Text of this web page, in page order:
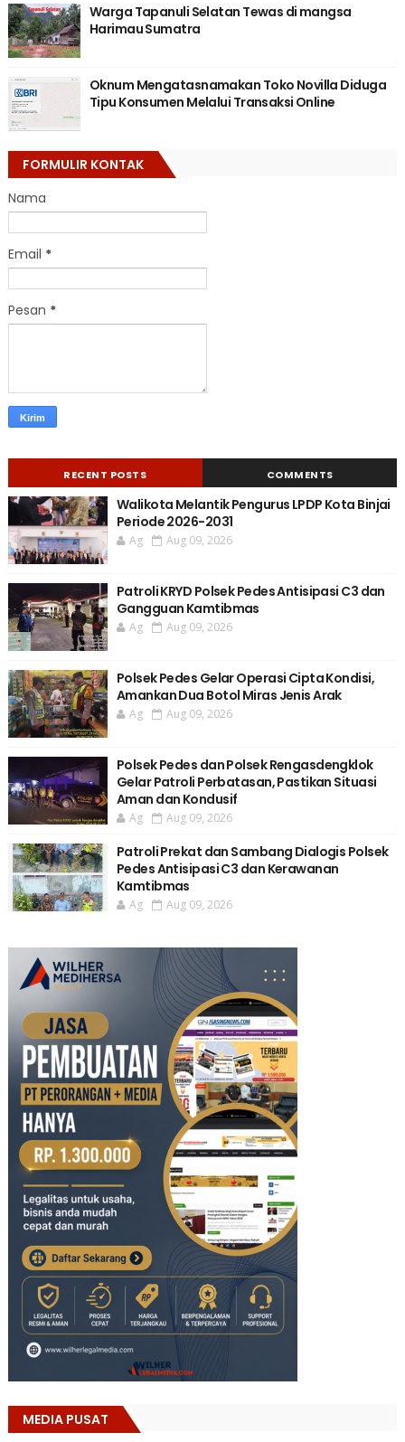
Warga Tapanuli Selatan Tewas di mangsa
Harimau Sumatra
Oknum Mengatasnamakan Toko Novilla Diduga
Tipu Konsumen Melalui Transaksi Online
FORMULIR KONTAK
Nama
Email *
Pesan *
RECENT POSTS COMMENTS
Walikota Melantik Pengurus LPDP Kota Binjai
Periode 2026-2031
Ag Aug 09, 2026
Patroli KRYD Polsek Pedes Antisipasi C3 dan
Gangguan Kamtibmas
Ag Aug 09, 2026
Polsek Pedes Gelar Operasi Cipta Kondisi,
Amankan Dua Botol Miras Jenis Arak
Ag Aug 09, 2026
Polsek Pedes dan Polsek Rengasdengklok
Gelar Patroli Perbatasan, Pastikan Situasi
Aman dan Kondusif
Ag Aug 09, 2026
Patroli Prekat dan Sambang Dialogis Polsek
Pedes Antisipasi C3 dan Kerawanan
Kamtibmas
Ag Aug 09, 2026
MEDIA PUSAT